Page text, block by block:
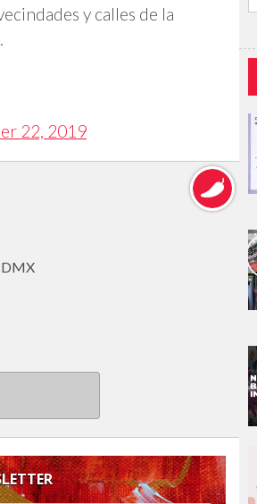
y calles de la
22, 2019